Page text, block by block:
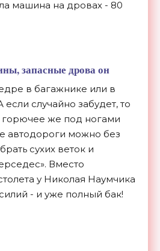
машина на дровах - 80
запасные дрова он
в багажнике или в
случайно забудет, то
горючее же под ногами
автодороги можно без
сухих веток и
Вместо
у Николая Наумчика
- и уже полный бак!